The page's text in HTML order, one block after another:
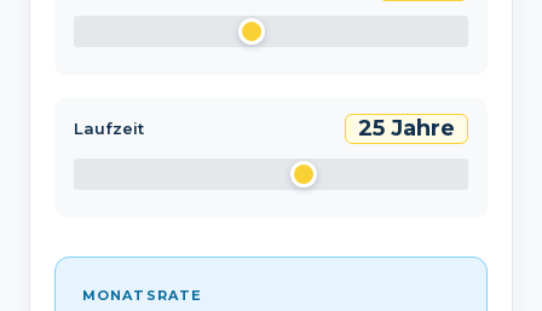
Laufzeit 25 Jahre
MONATSRATE